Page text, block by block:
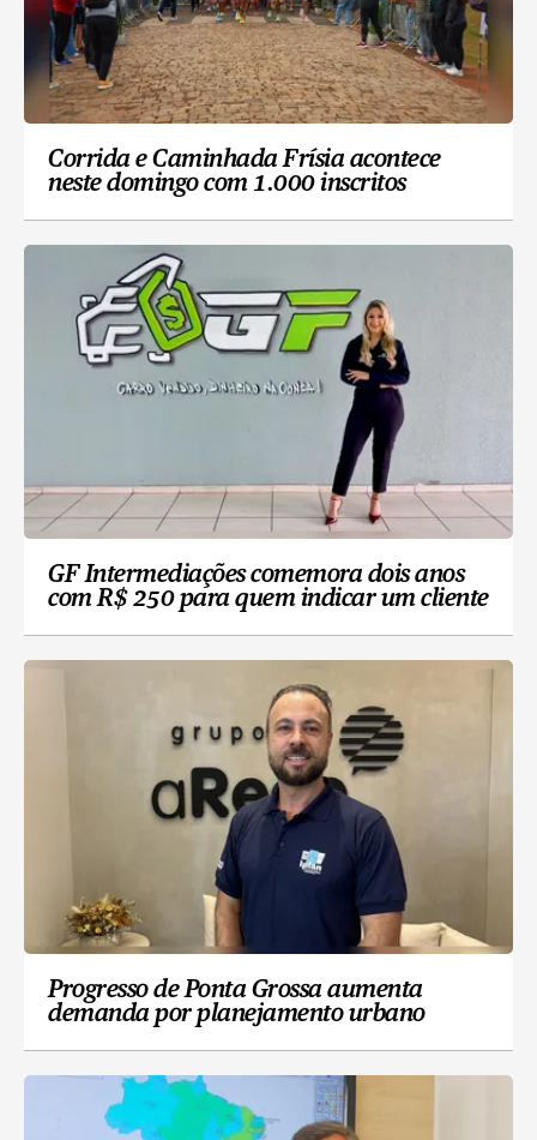
Corrida e Caminhada Frísia acontece
neste domingo com 1.000 inscritos
GF Intermediações comemora dois anos
com R$ 250 para quem indicar um cliente
Progresso de Ponta Grossa aumenta
demanda por planejamento urbano